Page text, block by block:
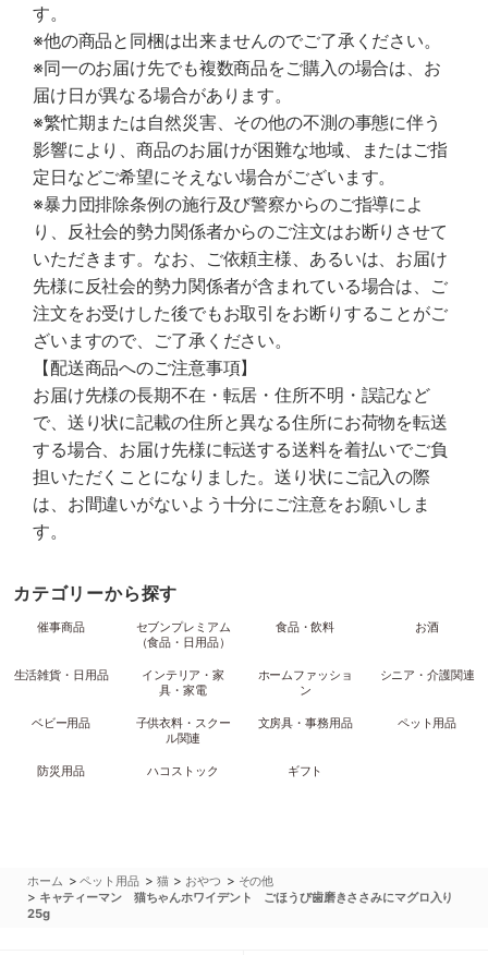
す。
※他の商品と同梱は出来ませんのでご了承ください。
※同一のお届け先でも複数商品をご購入の場合は、お
届け日が異なる場合があります。
※繁忙期または自然災害、その他の不測の事態に伴う
影響により、商品のお届けが困難な地域、またはご指
定日などご希望にそえない場合がございます。
※暴力団排除条例の施行及び警察からのご指導によ
り、反社会的勢力関係者からのご注文はお断りさせて
いただきます。なお、ご依頼主様、あるいは、お届け
先様に反社会的勢力関係者が含まれている場合は、ご
注文をお受けした後でもお取引をお断りすることがご
ざいますので、ご了承ください。
【配送商品へのご注意事項】
お届け先様の長期不在・転居・住所不明・誤記など
で、送り状に記載の住所と異なる住所にお荷物を転送
する場合、お届け先様に転送する送料を着払いでご負
担いただくことになりました。送り状にご記入の際
は、お間違いがないよう十分にご注意をお願いしま
す。
カテゴリーから探す
催事商品
セブンプレミアム
（食品・日用品）
食品・飲料 お酒
生活雑貨・日用品
インテリア・家
具・家電
ホームファッショ
ン
シニア・介護関連
ベビー用品
子供衣料・スクー
ル関連
文房具・事務用品 ペット用品
防災用品 ハコストック ギフト
ホーム >ペット用品 > 猫 > おやつ > その他
> キャティーマン 猫ちゃんホワイデント ごほうび歯磨きささみにマグロ入り
25g